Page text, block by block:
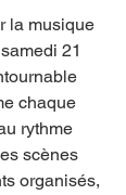
la musique
21
chaque
rythme
scènes
organisés,